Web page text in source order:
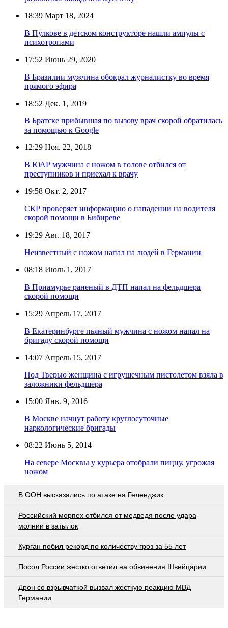
18:39 Март 18, 2024
В Пулкове в детском конструкторе нашли ампулы с
психотропами
17:52 Июнь 29, 2020
В Бразилии мужчина обокрал журналистку во время
прямого эфира
18:52 Дек. 1, 2019
В Братске прибывшая по вызову врач скорой обратилась
за помощью к Google
12:29 Ноя. 22, 2018
В ЮАР мужчина с ножом в голове отбился от
преступников и приехал к врачу
19:58 Окт. 2, 2017
СКР проверяет информацию о нападении на водителя
скорой помощи в Бибиреве
19:29 Авг. 18, 2017
Неизвестный с ножом напал на людей в Германии
08:18 Июль 1, 2017
В Приамурье раненый в ДТП напал на фельдшера
скорой помощи
15:29 Апрель 17, 2017
В Екатеринбурге пьяный мужчина с ножом напал на
бригаду скорой помощи
14:07 Апрель 15, 2017
Под Тверью женщина с игрушечным пистолетом взяла в
заложники фельдшера
15:00 Янв. 9, 2016
В Москве начнут работу круглосуточные
наркологические бригады
08:22 Июнь 5, 2014
На севере Москвы у курьера отобрали пиццу, угрожая
ножом
В ООН высказались по атаке на Геленджик
Российский морпех отбился от медведя после удара
молнии в затылок
Курган побил рекорд по количеству гроз за 55 лет
Посол России жестко ответил на обвинения Швейцарии
Дрон со взрывчаткой вызвал жесткую реакцию МВД
Германии